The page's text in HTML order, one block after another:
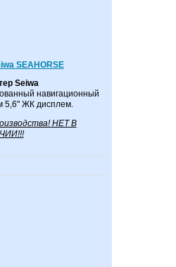
SEAHORSE
Seiwa
навигационный
5,6" ЖК дисплем.
НЕТ В